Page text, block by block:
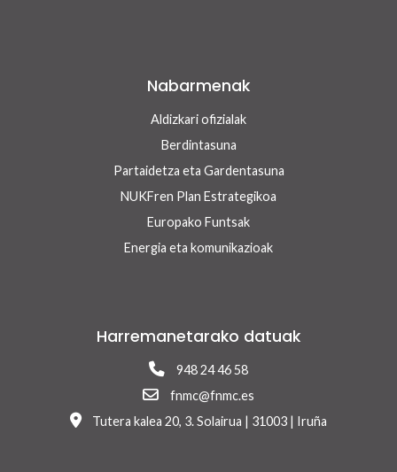
Nabarmenak
Aldizkari ofizialak
Berdintasuna
Partaidetza eta Gardentasuna
NUKFren Plan Estrategikoa
Europako Funtsak
Energia eta komunikazioak
Harremanetarako datuak
948 24 46 58
fnmc@fnmc.es
Tutera kalea 20, 3. Solairua | 31003 | Iruña